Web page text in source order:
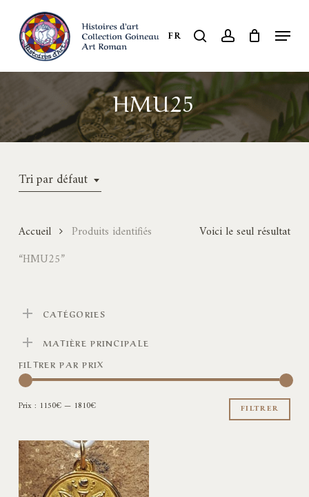
main
content
FR search account Menu
HMU25
Tri par défaut
Voici le seul résultat
Accueil
Produits identifiés
“HMU25”
CATÉGORIES
MATIÈRE PRINCIPALE
FILTRER PAR PRIX
FILTRER
Prix : 1150€— 1810€
Close